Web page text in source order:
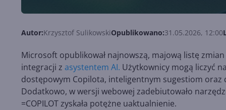
Autor:Krzysztof SulikowskiOpublikowano:31.05.2026, 12:00
Microsoft opublikował najnowszą, majową listę
integracji z asystentem AI. Użytkownicy mogą liczyć
dostępowym Copilota, inteligentnym sugestiom
Dodatkowo, w wersji webowej zadebiutowało
=COPILOT zyskała potężne uaktualnienie.